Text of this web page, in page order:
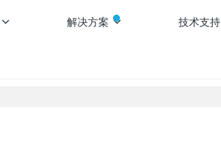
解决方案 技术支持